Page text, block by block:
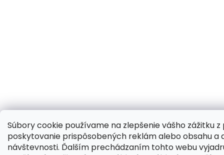
Súbory cookie používame na zlepšenie vášho zážitku z
poskytovanie prispôsobených reklám alebo obsahu a
návštevnosti. Ďalším prechádzaním tohto webu